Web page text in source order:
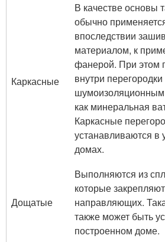
Каркасные
В качестве основы
обычно
впоследствии
материалом, к
фанерой. При этом
внутри
как минеральная
Каркасные
устанавливаются в
домах.
Дощатые
Выполняются из
которые
направляющих.
также может быть
построенном доме.